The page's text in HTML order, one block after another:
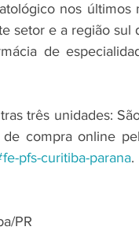
nos últimos
setor e a região sul
de
três unidades:
pfs-curitiba-parana.
PR